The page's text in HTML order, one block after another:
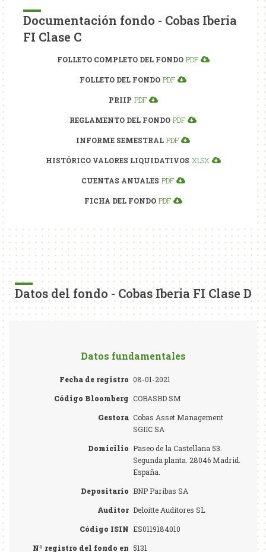
Documentación fondo - Cobas Iberia
FI Clase C
FOLLETO COMPLETO DEL FONDO PDF
FOLLETO DEL FONDO PDF
PRIIP PDF
REGLAMENTO DEL FONDO PDF
INFORME SEMESTRAL PDF
HISTÓRICO VALORES LIQUIDATIVOS XLSX
CUENTAS ANUALES PDF
FICHA DEL FONDO PDF
Datos del fondo - Cobas Iberia FI Clase D
Datos fundamentales
Fecha de registro 08-01-2021
Código Bloomberg COBASBD SM
Gestora Cobas Asset Management
SGIIC SA
Domicilio Paseo de la Castellana 53.
Segunda planta. 28046 Madrid.
España.
Depositario BNP Paribas SA
Auditor Deloitte Auditores SL
Código ISIN ES0119184010
Nº registro del fondo en 5131